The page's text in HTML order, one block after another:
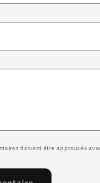
doivent être approuvés